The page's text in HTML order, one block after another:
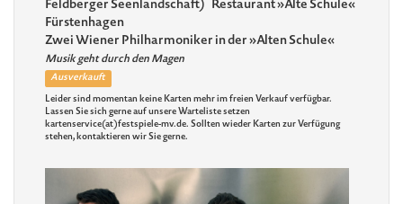
Feldberger Seenlandschaft) Restaurant »Alte Schule«
Fürstenhagen
Zwei Wiener Philharmoniker in der »Alten Schule«
Musik geht durch den Magen
Ausverkauft
Leider sind momentan keine Karten mehr im freien Verkauf verfügbar.
Lassen Sie sich gerne auf unsere Warteliste setzen
kartenservice(at)festspiele-mv.de. Sollten wieder Karten zur Verfügung
stehen, kontaktieren wir Sie gerne.